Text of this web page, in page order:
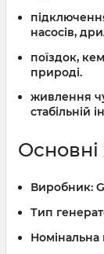
насосів,
поїздок,
природі.
живлення
стабільній
Основні
Виробник:
Тип
Номінальна